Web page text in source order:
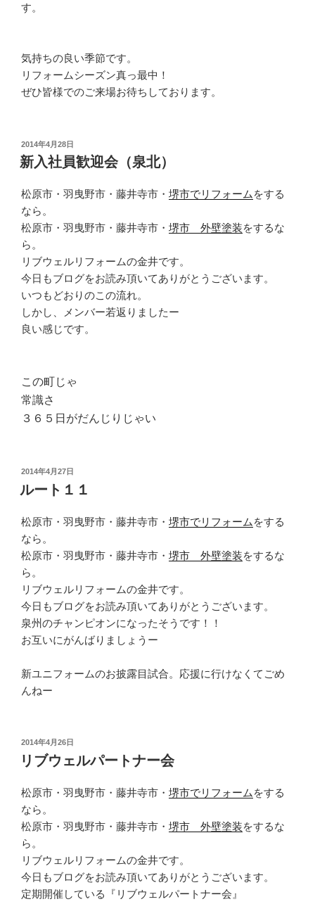
す。
気持ちの良い季節です。
リフォームシーズン真っ最中！
ぜひ皆様でのご来場お待ちしております。
投
稿
日:
2014年4月28日
新入社員歓迎会（泉北）
松原市・羽曳野市・藤井寺市・ 堺市でリフォーム をする
なら。
松原市・羽曳野市・藤井寺市・ 堺市 外壁塗装をするな
ら。
リブウェルリフォームの金井です。
今日もブログをお読み頂いてありがとうございます。
いつもどおりのこの流れ。
しかし、メンバー若返りましたー
良い感じです。
この町じゃ
常識さ
３６５日がだんじりじゃい
投
稿
日:
2014年4月27日
ルート１１
松原市・羽曳野市・藤井寺市・ 堺市でリフォーム をする
なら。
松原市・羽曳野市・藤井寺市・ 堺市 外壁塗装をするな
ら。
リブウェルリフォームの金井です。
今日もブログをお読み頂いてありがとうございます。
泉州のチャンピオンになったそうです！！
お互いにがんばりましょうー
新ユニフォームのお披露目試合。応援に行けなくてごめ
んねー
投
稿
日:
2014年4月26日
リブウェルパートナー会
松原市・羽曳野市・藤井寺市・ 堺市でリフォーム をする
なら。
松原市・羽曳野市・藤井寺市・ 堺市 外壁塗装をするな
ら。
リブウェルリフォームの金井です。
今日もブログをお読み頂いてありがとうございます。
定期開催している『リブウェルパートナー会』